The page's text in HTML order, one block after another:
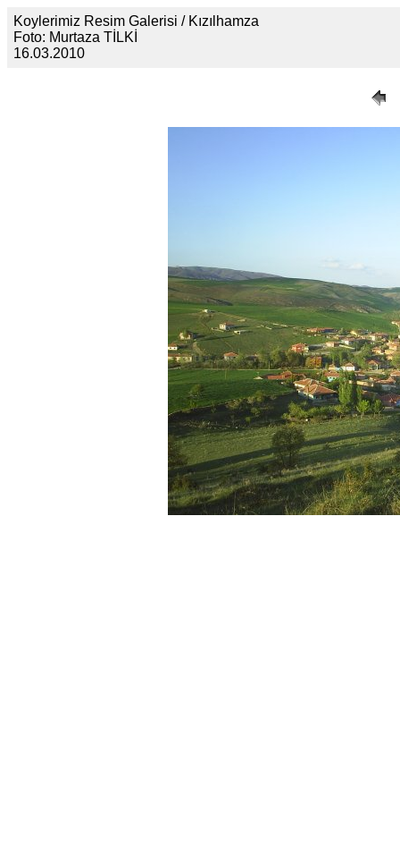
Koylerimiz Resim Galerisi / Kızılhamza
Foto: Murtaza TİLKİ
16.03.2010